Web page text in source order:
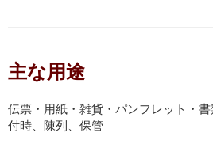
主な用途
伝票・用紙・雑貨・パンフレット・
付時、陳列、保管